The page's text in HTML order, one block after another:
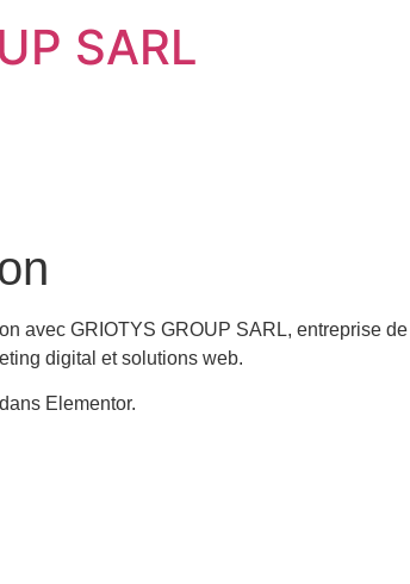
SARL
avec GRIOTYS GROUP SARL, entreprise
digital et solutions web.
Elementor.